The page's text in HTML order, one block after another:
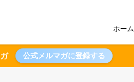
ホーム
公式メルマガに登録する